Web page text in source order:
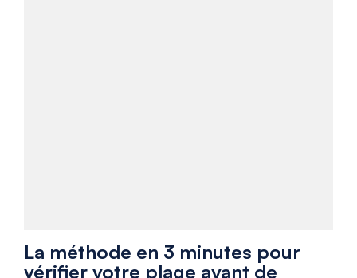
La méthode en 3 minutes pour
vérifier votre plage avant de